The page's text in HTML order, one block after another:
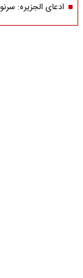
ادعای الجزیره: